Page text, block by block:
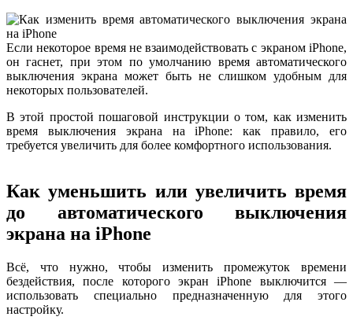
Если некоторое время не взаимодействовать с экраном iPhone,
он гаснет, при этом по умолчанию время автоматического
выключения экрана может быть не слишком удобным для
некоторых пользователей.
В этой простой пошаговой инструкции о том, как изменить
время выключения экрана на iPhone: как правило, его
требуется увеличить для более комфортного использования.
Как уменьшить или увеличить время
до автоматического выключения
экрана на iPhone
Всё, что нужно, чтобы изменить промежуток времени
бездействия, после которого экран iPhone выключится —
использовать специально предназначенную для этого
настройку.